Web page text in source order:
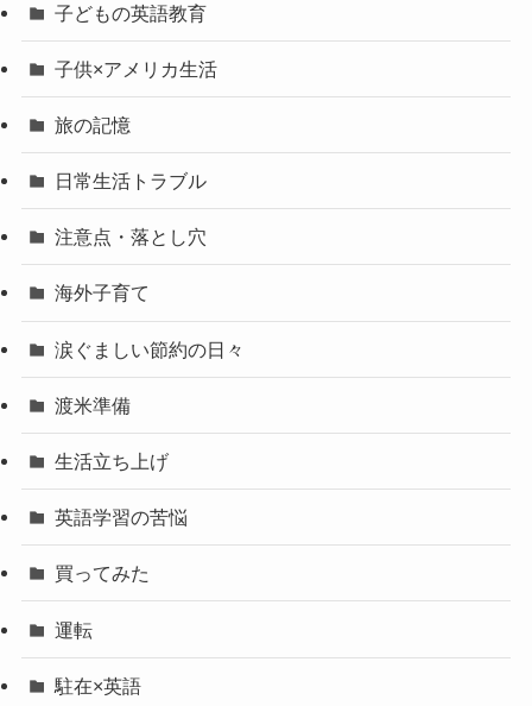
子どもの英語教育
子供×アメリカ生活
旅の記憶
日常生活トラブル
注意点・落とし穴
海外子育て
涙ぐましい節約の日々
渡米準備
生活立ち上げ
英語学習の苦悩
買ってみた
運転
駐在×英語